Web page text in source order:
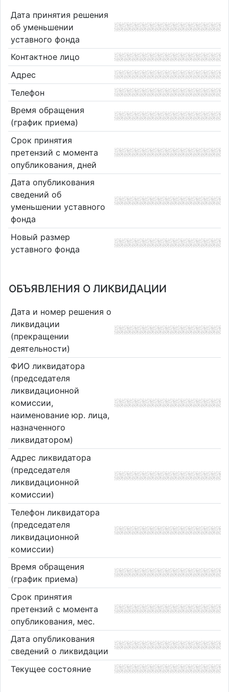
Дата принятия решения
об уменьшении
уставного фонда
Контактное лицо
Адрес
Телефон
Время обращения
(график приема)
Срок принятия
претензий с момента
опубликования, дней
Дата опубликования
сведений об
уменьшении уставного
фонда
Новый размер
уставного фонда
ОБЪЯВЛЕНИЯ О ЛИКВИДАЦИИ
Дата и номер решения о
ликвидации
(прекращении
деятельности)
ФИО ликвидатора
(председателя
ликвидационной
комиссии,
наименование юр. лица,
назначенного
ликвидатором)
Адрес ликвидатора
(председателя
ликвидационной
комиссии)
Телефон ликвидатора
(председателя
ликвидационной
комиссии)
Время обращения
(график приема)
Срок принятия
претензий с момента
опубликования, мес.
Дата опубликования
сведений о ликвидации
Текущее состояние